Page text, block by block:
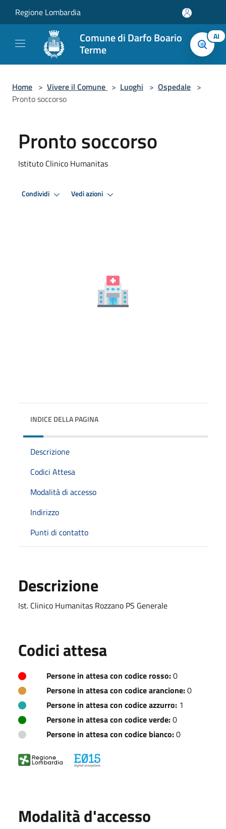
Regione Lombardia
Comune di Darfo Boario
Terme
AI
Home > Vivere il Comune > Luoghi > Ospedale >
Pronto soccorso
Pronto soccorso
Istituto Clinico Humanitas
Condividi Vedi azioni
INDICE DELLA PAGINA
Descrizione
Codici Attesa
Modalità di accesso
Indirizzo
Punti di contatto
Descrizione
Ist. Clinico Humanitas Rozzano PS Generale
Codici attesa
Persone in attesa con codice rosso:0
Persone in attesa con codice arancione:0
Persone in attesa con codice azzurro: 1
Persone in attesa con codice verde:0
Persone in attesa con codice bianco:0
Modalità d'accesso